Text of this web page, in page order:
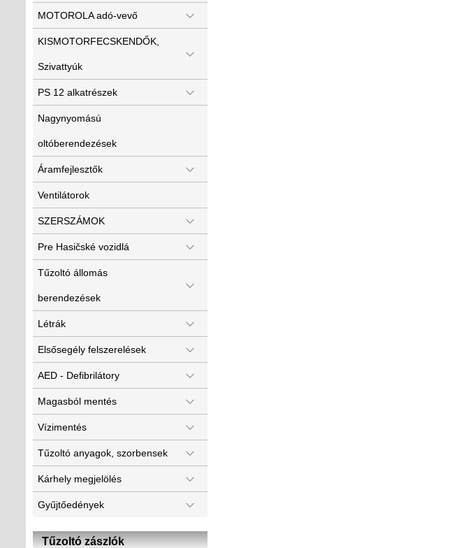
MOTOROLA adó-vevő
KISMOTORFECSKENDŐK,
Szivattyúk
PS 12 alkatrészek
Nagynyomású
oltóberendezések
Áramfejlesztők
Ventilátorok
SZERSZÁMOK
Pre Hasičské vozidlá
Tűzoltó állomás
berendezések
Létrák
Elsősegély felszerelések
AED - Defibrilátory
Magasból mentés
Vízimentés
Tűzoltó anyagok, szorbensek
Kárhely megjelölés
Gyűjtőedények
Tűzoltó zászlók